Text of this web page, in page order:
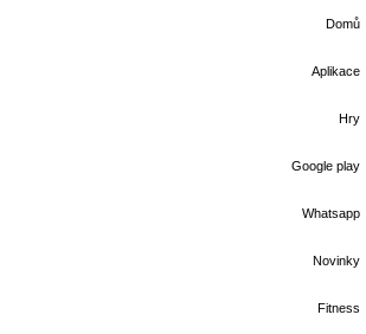
Domů
Aplikace
Hry
Google play
Whatsapp
Novinky
Fitness